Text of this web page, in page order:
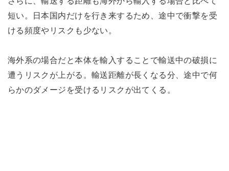
短い。日本国内だけを行き来するため、途中で衝撃を受
ける頻度やリスクも少ない。
海外系の場合だと本体を輸入することで輸送中の破損に
遭うリスクが上がる。輸送距離が長くなる分、途中で何
らかのダメージを受けるリスクが出てくる。